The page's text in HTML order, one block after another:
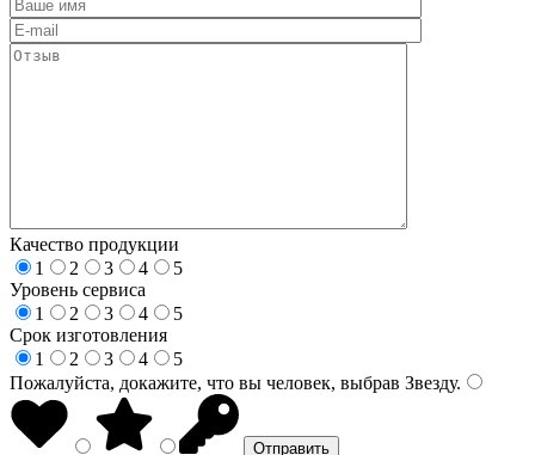
Качество продукции
1
2 3 4
5
Уровень сервиса
1
2 3 4
5
Срок изготовления
1
2 3 4
5
Пожалуйста, докажите, что вы человек, выбрав Звезду.